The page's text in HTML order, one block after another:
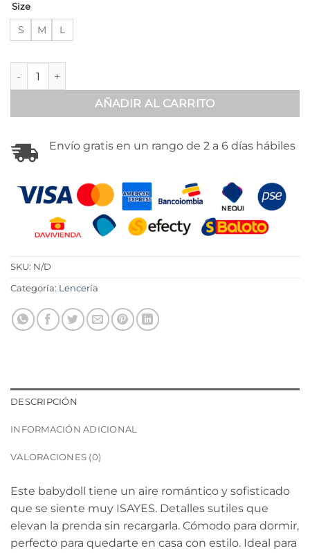
Size
S M L
Babydoll negro sin mangas - 600122 cantidad
AÑADIR AL CARRITO
Envío gratis en un rango de 2 a 6 días hábiles
SKU: N/D
Categoría: Lencería
DESCRIPCIÓN
INFORMACIÓN ADICIONAL
VALORACIONES (0)
Este babydoll tiene un aire romántico y sofisticado
que se siente muy ISAYES. Detalles sutiles que
elevan la prenda sin recargarla. Cómodo para dormir,
perfecto para quedarte en casa con estilo. Ideal para